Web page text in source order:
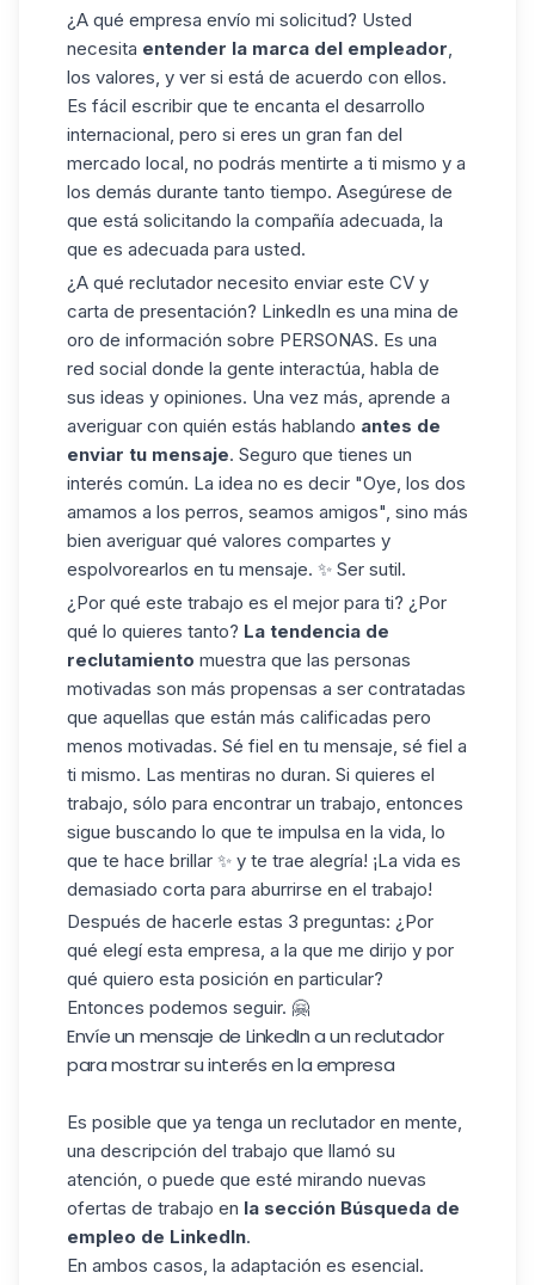
¿A qué empresa envío mi solicitud? Usted
necesita entender la marca del empleador,
los valores, y ver si está de acuerdo con ellos.
Es fácil escribir que te encanta el desarrollo
internacional, pero si eres un gran fan del
mercado local, no podrás mentirte a ti mismo y a
los demás durante tanto tiempo. Asegúrese de
que está solicitando la compañía adecuada, la
que es adecuada para usted.
¿A qué reclutador necesito enviar este CV y
carta de presentación? LinkedIn es una mina de
oro de información sobre PERSONAS. Es una
red social donde la gente interactúa, habla de
sus ideas y opiniones. Una vez más, aprende a
averiguar con quién estás hablando antes de
enviar tu mensaje. Seguro que tienes un
interés común. La idea no es decir "Oye, los dos
amamos a los perros, seamos amigos", sino más
bien averiguar qué valores compartes y
espolvorearlos en tu mensaje. ✨ Ser sutil.
¿Por qué este trabajo es el mejor para ti? ¿Por
qué lo quieres tanto? La tendencia de
reclutamiento muestra que las personas
motivadas son más propensas a ser contratadas
que aquellas que están más calificadas pero
menos motivadas. Sé fiel en tu mensaje, sé fiel a
ti mismo. Las mentiras no duran. Si quieres el
trabajo, sólo para encontrar un trabajo, entonces
sigue buscando lo que te impulsa en la vida, lo
que te hace brillar ✨ y te trae alegría! ¡La vida es
demasiado corta para aburrirse en el trabajo!
Después de hacerle estas 3 preguntas: ¿Por
qué elegí esta empresa, a la que me dirijo y por
qué quiero esta posición en particular?
Entonces podemos seguir. 🤗
Envíe un mensaje de LinkedIn a un reclutador
para mostrar su interés en la empresa
Es posible que ya tenga un reclutador en mente,
una descripción del trabajo que llamó su
atención, o puede que esté mirando nuevas
ofertas de trabajo en la sección Búsqueda de
empleo de LinkedIn.
En ambos casos, la adaptación es esencial.